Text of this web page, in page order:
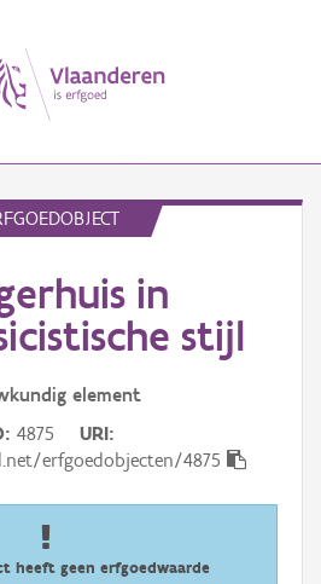
in
stijl
element
4875
URI
erfgoedobjecten/4875
heeft geen erfgoedwaarde